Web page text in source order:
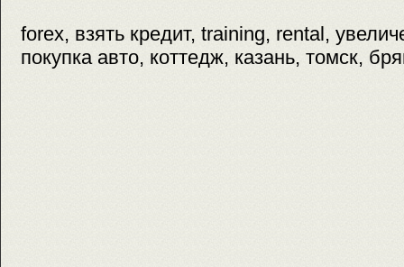
forex, взять кредит, training, rental,
покупка авто, коттедж, казань, томск,